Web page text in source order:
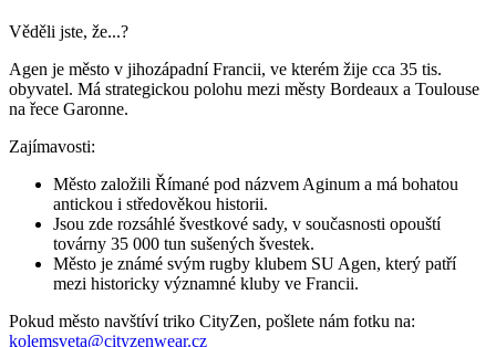
Věděli jste, že...?
Agen je město v jihozápadní Francii, ve kterém žije cca 35 tis.
obyvatel. Má strategickou polohu mezi městy Bordeaux a Toulouse
na řece Garonne.
Zajímavosti:
Město založili Římané pod názvem Aginum a má bohatou
antickou i středověkou historii.
Jsou zde rozsáhlé švestkové sady, v současnosti opouští
továrny 35 000 tun sušených švestek.
Město je známé svým rugby klubem SU Agen, který patří
mezi historicky významné kluby ve Francii.
Pokud město navštíví triko CityZen, pošlete nám fotku na:
kolemsveta@cityzenwear.cz